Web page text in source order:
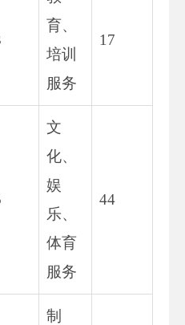
育、
培训
服务
17
文
化、
娱
乐、
体育
服务
44
制